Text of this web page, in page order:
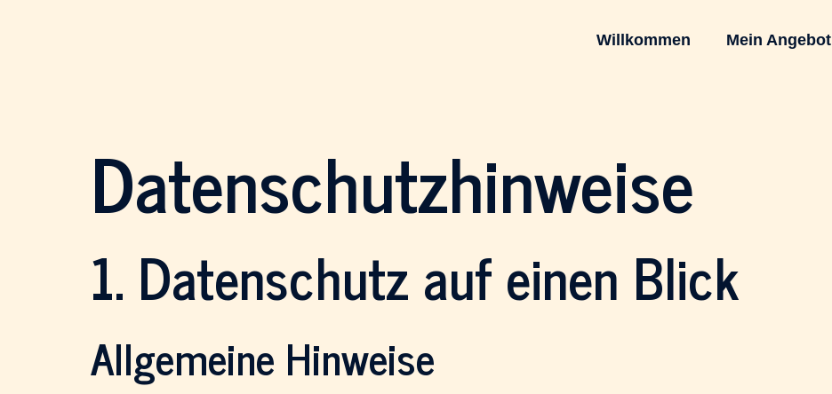
Willkommen Mein Angebot
Datenschutz­hinweise
1. Datenschutz auf einen Blick
Allgemeine Hinweise